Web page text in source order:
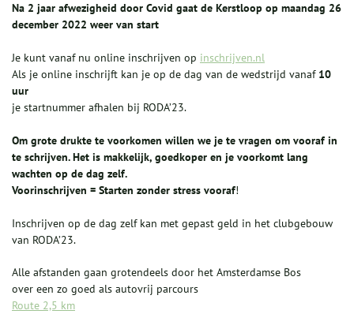
Na 2 jaar afwezigheid door Covid gaat de Kerstloop op maandag 26
december 2022 weer van start
Je kunt vanaf nu online inschrijven op inschrijven.nl
Als je online inschrijft kan je op de dag van de wedstrijd vanaf 10
uur
je startnummer afhalen bij RODA’23.
Om grote drukte te voorkomen willen we je te vragen om vooraf in
te schrijven. Het is makkelijk, goedkoper en je voorkomt lang
wachten op de dag zelf.
Voorinschrijven = Starten zonder stress vooraf!
Inschrijven op de dag zelf kan met gepast geld in het clubgebouw
van RODA’23.
Alle afstanden gaan grotendeels door het Amsterdamse Bos
over een zo goed als autovrij parcours
Route 2,5 km